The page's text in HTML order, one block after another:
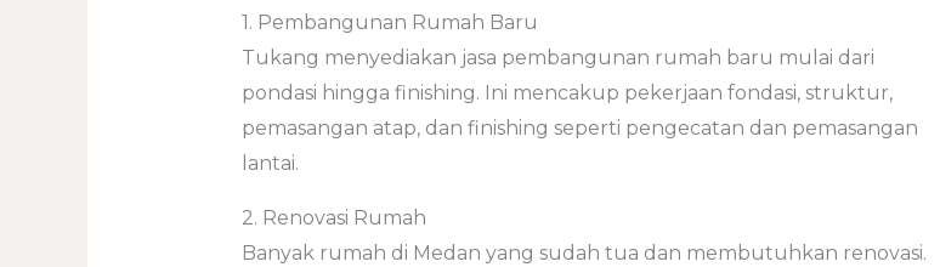
1. Pembangunan Rumah Baru
Tukang menyediakan jasa pembangunan rumah baru mulai dari
pondasi hingga finishing. Ini mencakup pekerjaan fondasi, struktur,
pemasangan atap, dan finishing seperti pengecatan dan pemasangan
lantai.
2. Renovasi Rumah
Banyak rumah di Medan yang sudah tua dan membutuhkan renovasi.